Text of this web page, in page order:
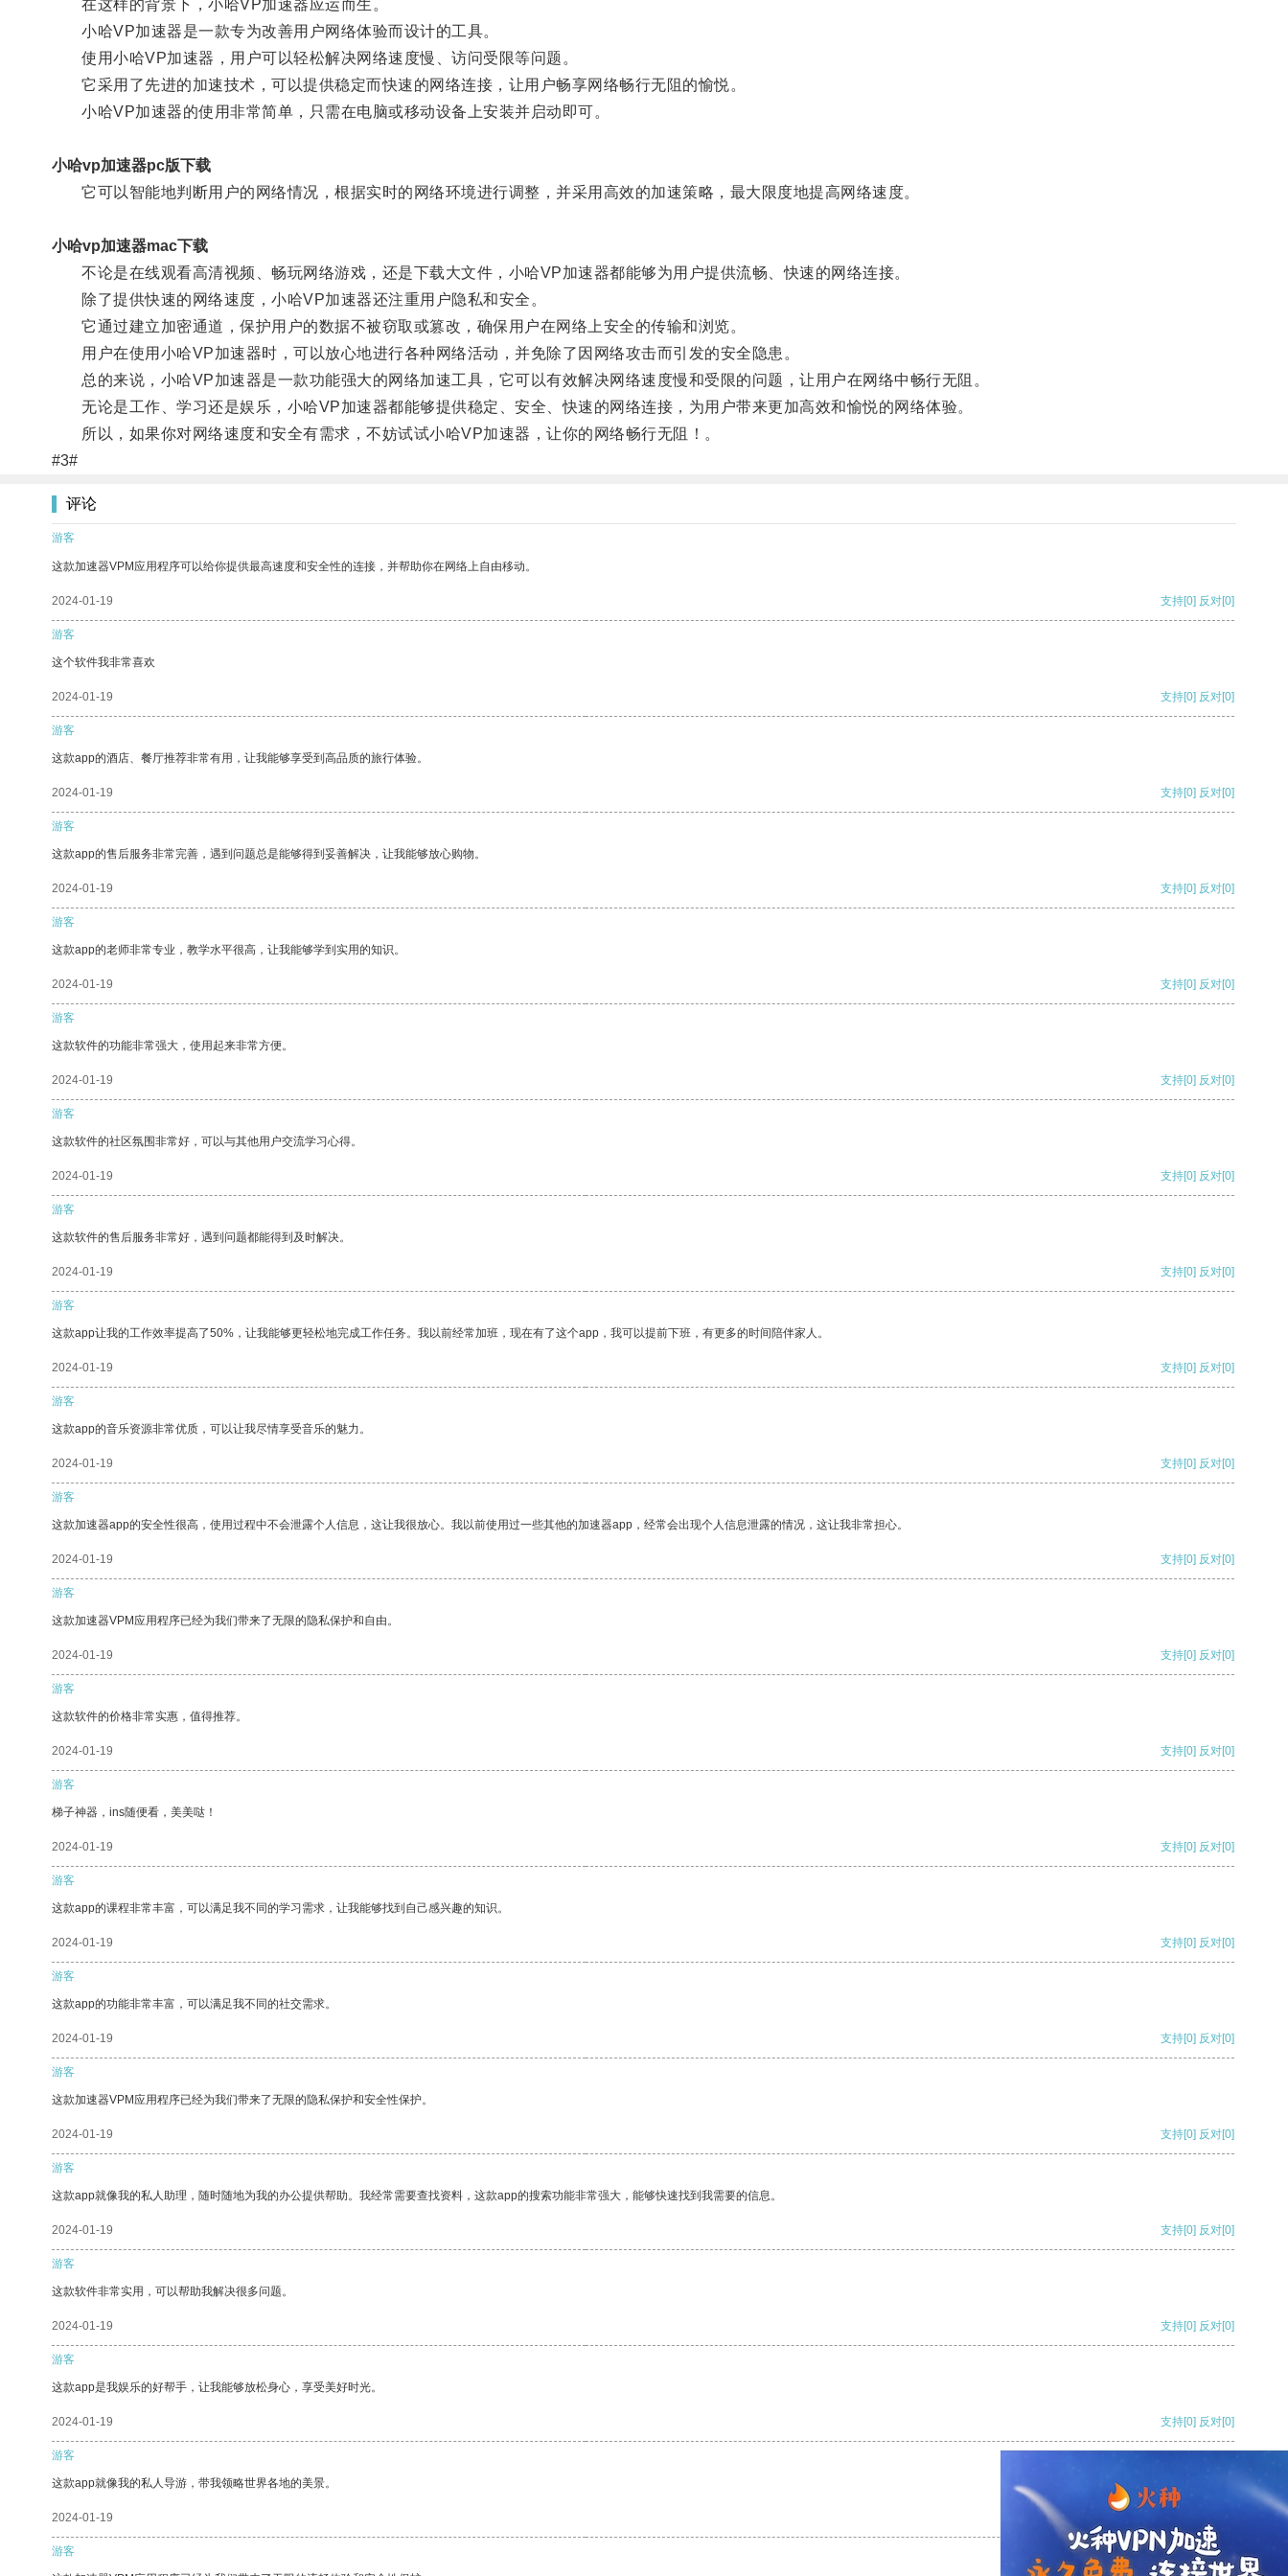
在这样的背景下，小哈VP加速器应运而生。
小哈VP加速器是一款专为改善用户网络体验而设计的工具。
使用小哈VP加速器，用户可以轻松解决网络速度慢、访问受限等问题。
它采用了先进的加速技术，可以提供稳定而快速的网络连接，让用户畅享网络畅行无阻的愉悦。
小哈VP加速器的使用非常简单，只需在电脑或移动设备上安装并启动即可。
小哈vp加速器pc版下载
它可以智能地判断用户的网络情况，根据实时的网络环境进行调整，并采用高效的加速策略，最大限度地提高网络速度。
小哈vp加速器mac下载
不论是在线观看高清视频、畅玩网络游戏，还是下载大文件，小哈VP加速器都能够为用户提供流畅、快速的网络连接。
除了提供快速的网络速度，小哈VP加速器还注重用户隐私和安全。
它通过建立加密通道，保护用户的数据不被窃取或篡改，确保用户在网络上安全的传输和浏览。
用户在使用小哈VP加速器时，可以放心地进行各种网络活动，并免除了因网络攻击而引发的安全隐患。
总的来说，小哈VP加速器是一款功能强大的网络加速工具，它可以有效解决网络速度慢和受限的问题，让用户在网络中畅行无阻。
无论是工作、学习还是娱乐，小哈VP加速器都能够提供稳定、安全、快速的网络连接，为用户带来更加高效和愉悦的网络体验。
所以，如果你对网络速度和安全有需求，不妨试试小哈VP加速器，让你的网络畅行无阻！。
#3#
评论
游客
这款加速器VPM应用程序可以给你提供最高速度和安全性的连接，并帮助你在网络上自由移动。
2024-01-19 支持[0] 反对[0]
游客
这个软件我非常喜欢
2024-01-19 支持[0] 反对[0]
游客
这款app的酒店、餐厅推荐非常有用，让我能够享受到高品质的旅行体验。
2024-01-19 支持[0] 反对[0]
游客
这款app的售后服务非常完善，遇到问题总是能够得到妥善解决，让我能够放心购物。
2024-01-19 支持[0] 反对[0]
游客
这款app的老师非常专业，教学水平很高，让我能够学到实用的知识。
2024-01-19 支持[0] 反对[0]
游客
这款软件的功能非常强大，使用起来非常方便。
2024-01-19 支持[0] 反对[0]
游客
这款软件的社区氛围非常好，可以与其他用户交流学习心得。
2024-01-19 支持[0] 反对[0]
游客
这款软件的售后服务非常好，遇到问题都能得到及时解决。
2024-01-19 支持[0] 反对[0]
游客
这款app让我的工作效率提高了50%，让我能够更轻松地完成工作任务。我以前经常加班，现在有了这个app，我可以提前下班，有更多的时间陪伴家人。
2024-01-19 支持[0] 反对[0]
游客
这款app的音乐资源非常优质，可以让我尽情享受音乐的魅力。
2024-01-19 支持[0] 反对[0]
游客
这款加速器app的安全性很高，使用过程中不会泄露个人信息，这让我很放心。我以前使用过一些其他的加速器app，经常会出现个人信息泄露的情况，这让我非常担心。
2024-01-19 支持[0] 反对[0]
游客
这款加速器VPM应用程序已经为我们带来了无限的隐私保护和自由。
2024-01-19 支持[0] 反对[0]
游客
这款软件的价格非常实惠，值得推荐。
2024-01-19 支持[0] 反对[0]
游客
梯子神器，ins随便看，美美哒！
2024-01-19 支持[0] 反对[0]
游客
这款app的课程非常丰富，可以满足我不同的学习需求，让我能够找到自己感兴趣的知识。
2024-01-19 支持[0] 反对[0]
游客
这款app的功能非常丰富，可以满足我不同的社交需求。
2024-01-19 支持[0] 反对[0]
游客
这款加速器VPM应用程序已经为我们带来了无限的隐私保护和安全性保护。
2024-01-19 支持[0] 反对[0]
游客
这款app就像我的私人助理，随时随地为我的办公提供帮助。我经常需要查找资料，这款app的搜索功能非常强大，能够快速找到我需要的信息。
2024-01-19 支持[0] 反对[0]
游客
这款软件非常实用，可以帮助我解决很多问题。
2024-01-19 支持[0] 反对[0]
游客
这款app是我娱乐的好帮手，让我能够放松身心，享受美好时光。
2024-01-19 支持[0] 反对[0]
游客
这款app就像我的私人导游，带我领略世界各地的美景。
2024-01-19
游客